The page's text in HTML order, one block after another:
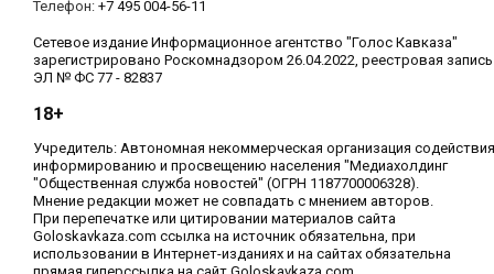
Телефон: +7 495 004-56-11
Сетевое издание Информационное агентство "Голос Кавказа"
зарегистрировано Роскомнадзором 26.04.2022, реестровая запись
ЭЛ № ФС 77 - 82837
18+
Учредитель: Автономная некоммерческая организация содействия
информированию и просвещению населения "Медиахолдинг
"Общественная служба новостей" (ОГРН 1187700006328).
Мнение редакции может не совпадать с мнением авторов.
При перепечатке или цитировании материалов сайта
Goloskavkaza.com ссылка на источник обязательна, при
использовании в Интернет-изданиях и на сайтах обязательна